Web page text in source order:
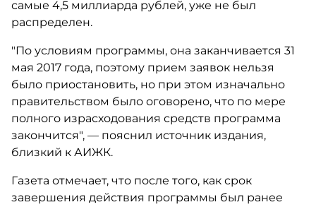
самые 4,5 миллиарда рублей, уже не был
распределен.
"По условиям программы, она заканчивается 31
мая 2017 года, поэтому прием заявок нельзя
было приостановить, но при этом изначально
правительством было оговорено, что по мере
полного израсходования средств программа
закончится", — пояснил источник издания,
близкий к АИЖК.
Газета отмечает, что после того, как срок
завершения действия программы был ранее